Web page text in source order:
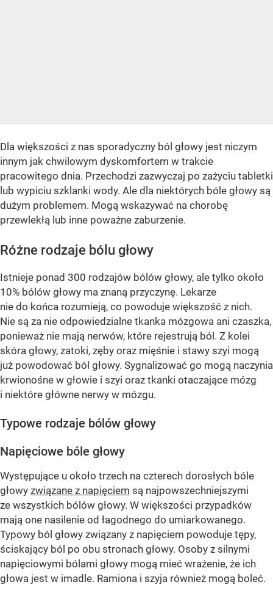
Dla większości z nas sporadyczny ból głowy jest niczym
innym jak chwilowym dyskomfortem w trakcie
pracowitego dnia. Przechodzi zazwyczaj po zażyciu tabletki
lub wypiciu szklanki wody. Ale dla niektórych bóle głowy są
dużym problemem. Mogą wskazywać na chorobę
przewlekłą lub inne poważne zaburzenie.
Różne rodzaje bólu głowy
Istnieje ponad 300 rodzajów bólów głowy, ale tylko około
10% bólów głowy ma znaną przyczynę. Lekarze
nie do końca rozumieją, co powoduje większość z nich.
Nie są za nie odpowiedzialne tkanka mózgowa ani czaszka,
ponieważ nie mają nerwów, które rejestrują ból. Z kolei
skóra głowy, zatoki, zęby oraz mięśnie i stawy szyi mogą
już powodować ból głowy. Sygnalizować go mogą naczynia
krwionośne w głowie i szyi oraz tkanki otaczające mózg
i niektóre główne nerwy w mózgu.
Typowe rodzaje bólów głowy
Napięciowe bóle głowy
Występujące u około trzech na czterech dorosłych bóle
głowy związane z napięciem są najpowszechniejszymi
ze wszystkich bólów głowy. W większości przypadków
mają one nasilenie od łagodnego do umiarkowanego.
Typowy ból głowy związany z napięciem powoduje tępy,
ściskający ból po obu stronach głowy. Osoby z silnymi
napięciowymi bólami głowy mogą mieć wrażenie, że ich
głowa jest w imadle. Ramiona i szyja również mogą boleć.